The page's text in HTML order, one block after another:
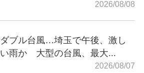
2026/08/08
ダブル台風…埼玉で午後、激し
い雨か 大型の台風、最大...
2026/08/07